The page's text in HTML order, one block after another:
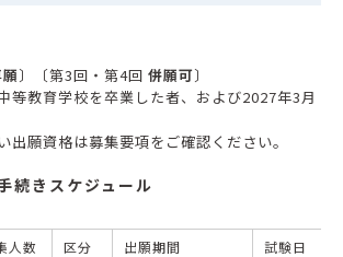
〕〔第3回・第4回 併願可〕
等教育学校を卒業した者、および2027年3月
願資格は募集要項をご確認ください。
続きスケジュール
人数 区分 出願期間 試験日